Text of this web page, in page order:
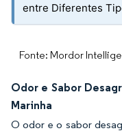
entre Diferentes
Fonte: Mordor
Odor e Sabor
Marinha
O odor e o sabor